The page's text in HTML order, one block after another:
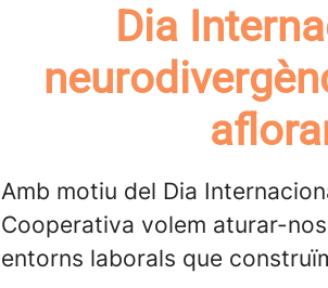
Dia
Amb motiu del Dia
Cooperativa volem aturar-
entorns laborals que